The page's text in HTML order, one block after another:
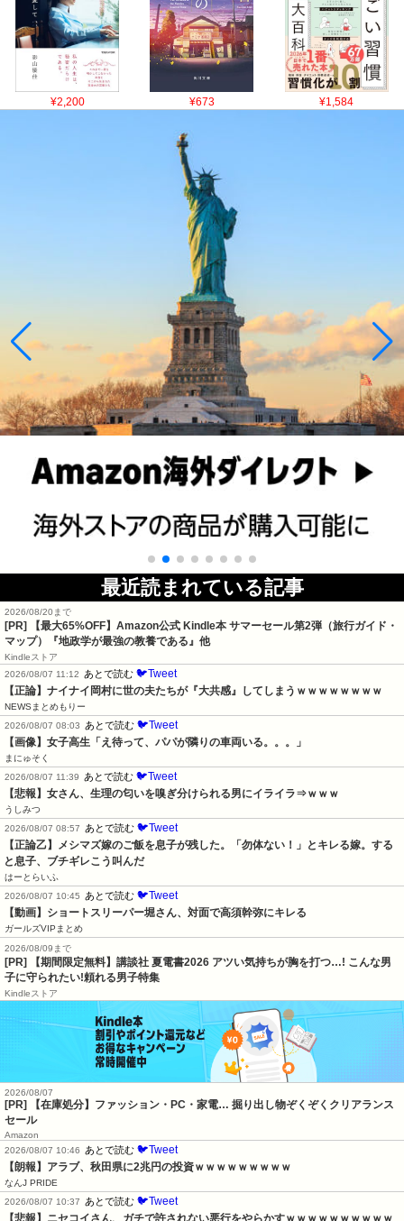
¥2,200 ¥673 ¥1,584
最近読まれている記事
2026/08/20まで
[PR]
【最大65%OFF】Amazon公式 Kindle本 サマーセール第2弾（旅行ガイド・
マップ）『地政学が最強の教養である』他
Kindleストア
2026/08/07 11:12
あとで読む 🐦Tweet
【正論】ナイナイ岡村に世の夫たちが『大共感』してしまうｗｗｗｗｗｗｗｗ
NEWSまとめもりー
2026/08/07 08:03
あとで読む 🐦Tweet
【画像】女子高生「え待って、パパが隣りの車両いる。。。」
まにゅそく
2026/08/07 11:39
あとで読む 🐦Tweet
【悲報】女さん、生理の匂いを嗅ぎ分けられる男にイライラ⇒ｗｗｗ
うしみつ
2026/08/07 08:57
あとで読む 🐦Tweet
【正論乙】メシマズ嫁のご飯を息子が残した。「勿体ない！」とキレる嫁。する
と息子、ブチギレこう叫んだ
はーとらいふ
2026/08/07 10:45
あとで読む 🐦Tweet
【動画】ショートスリーパー堀さん、対面で高須幹弥にキレる
ガールズVIPまとめ
2026/08/09まで
[PR] 【期間限定無料】講談社 夏電書2026 アツい気持ちが胸を打つ…! こんな男
子に守られたい!頼れる男子特集
Kindleストア
2026/08/07
[PR] 【在庫処分】ファッション・PC・家電… 掘り出し物ぞくぞくクリアランス
セール
Amazon
2026/08/07 10:46
あとで読む 🐦Tweet
【朗報】アラブ、秋田県に2兆円の投資ｗｗｗｗｗｗｗｗｗ
なんJ PRIDE
2026/08/07 10:37
あとで読む 🐦Tweet
【悲報】ニセコイさん、ガチで許されない悪行をやらかすｗｗｗｗｗｗｗｗｗｗ